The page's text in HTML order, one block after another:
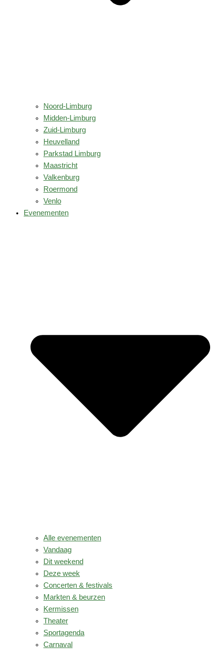
Noord-Limburg
Midden-Limburg
Zuid-Limburg
Heuvelland
Parkstad Limburg
Maastricht
Valkenburg
Roermond
Venlo
Evenementen
Alle evenementen
Vandaag
Dit weekend
Deze week
Concerten & festivals
Markten & beurzen
Kermissen
Theater
Sportagenda
Carnaval